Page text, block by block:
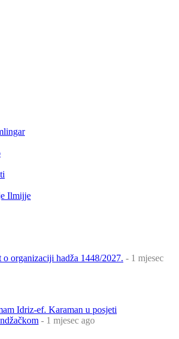
Ilmijje
o organizaciji hadža 1448/2027. - 1 mjesec
Idriz-ef. Karaman u posjeti
- 1 mjesec ago